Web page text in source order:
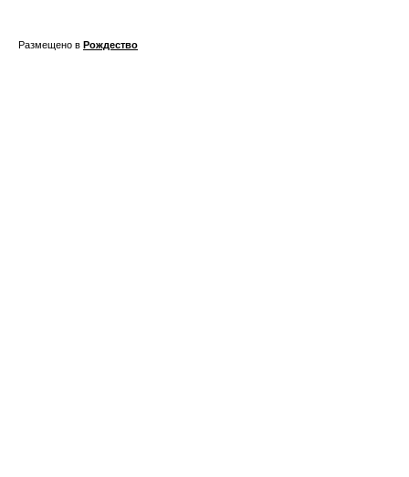
Размещено в Рождество